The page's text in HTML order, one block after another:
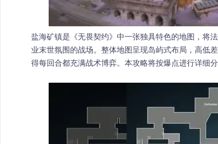
盐海矿镇是《无畏契约》中一张独具特色的地图，将
业末世氛围的战场。整体地图呈现岛屿式布局，高低
得每回合都充满战术博弈。本攻略将按爆点进行详细